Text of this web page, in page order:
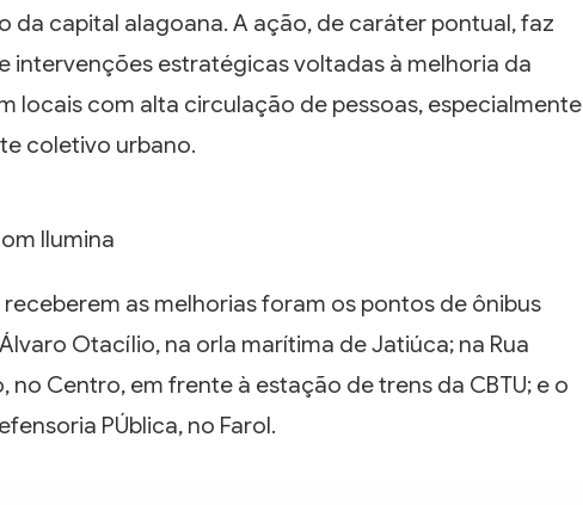
da capital alagoana. A ação, de caráter pontual, faz
intervenções estratégicas voltadas à melhoria da
locais com alta circulação de pessoas, especialmente
coletivo urbano.
Ilumina
as melhorias foram os pontos de ônibus
Otacílio, na orla marítima de Jatiúca; na Rua
no Centro, em frente à estação de trens da CBTU; e o
PÚblica, no Farol.